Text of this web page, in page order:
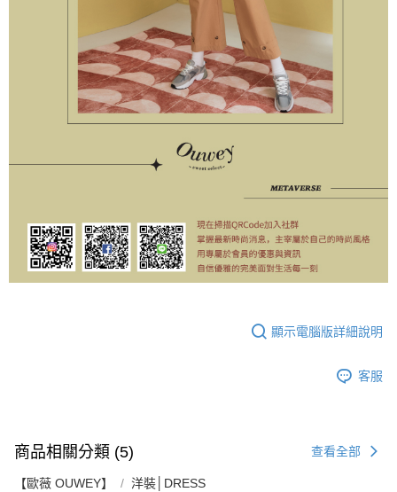
顯示電腦版詳細說明
客服
商品相關分類 (5) 查看全部
【歐薇 OUWEY】 洋裝│DRESS